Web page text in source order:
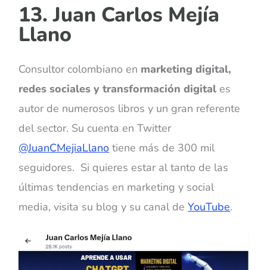
13. Juan Carlos Mejía
Llano
Consultor colombiano en marketing digital,
redes sociales y transformación digital es
autor de numerosos libros y un gran referente
del sector. Su cuenta en Twitter
@JuanCMejiaLlano tiene más de 300 mil
seguidores. Si quieres estar al tanto de las
últimas tendencias en marketing y social
media, visita su blog y su canal deYouTube.